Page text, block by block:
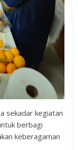
sekadar kegiatan
berbagi
keberagaman